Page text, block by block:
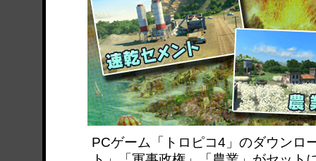
PCゲーム「トロピコ4」のダウンロ